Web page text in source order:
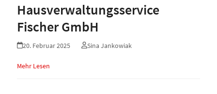
Hausverwaltungsservice
Fischer GmbH
20. Februar 2025 Sina Jankowiak
Mehr Lesen